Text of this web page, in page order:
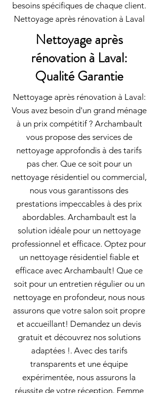
besoins spécifiques de chaque client.
Nettoyage après rénovation à Laval
Nettoyage après
rénovation à Laval:
Qualité Garantie
Nettoyage après rénovation à Laval:
Vous avez besoin d'un grand ménage
à un prix compétitif ? Archambault
vous propose des services de
nettoyage approfondis à des tarifs
pas cher. Que ce soit pour un
nettoyage résidentiel ou commercial,
nous vous garantissons des
prestations impeccables à des prix
abordables. Archambault est la
solution idéale pour un nettoyage
professionnel et efficace. Optez pour
un nettoyage résidentiel fiable et
efficace avec Archambault! Que ce
soit pour un entretien régulier ou un
nettoyage en profondeur, nous nous
assurons que votre salon soit propre
et accueillant! Demandez un devis
gratuit et découvrez nos solutions
adaptées !. Avec des tarifs
transparents et une équipe
expérimentée, nous assurons la
réussite de votre réception. Femme